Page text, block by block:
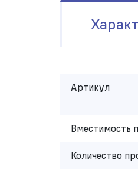
Артикул
Вместимость
Количество